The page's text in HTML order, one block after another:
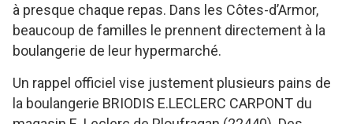
à presque chaque repas. Dans les Côtes-d’Armor,
beaucoup de familles le prennent directement à la
boulangerie de leur hypermarché.
Un rappel officiel vise justement plusieurs pains de
la boulangerie BRIODIS E.LECLERC CARPONT du